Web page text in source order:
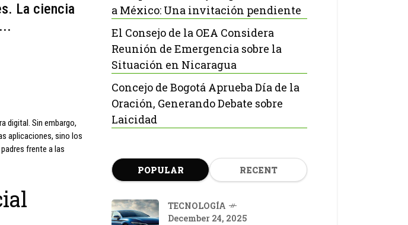
La ciencia
digital. Sin embargo,
aplicaciones, sino los
frente a las
a México: Una invitación pendiente
El Consejo de la OEA Considera
Reunión de Emergencia sobre la
Situación en Nicaragua
Concejo de Bogotá Aprueba Día de la
Oración, Generando Debate sobre
Laicidad
POPULAR RECENT
TECNOLOGÍA
December 24, 2025